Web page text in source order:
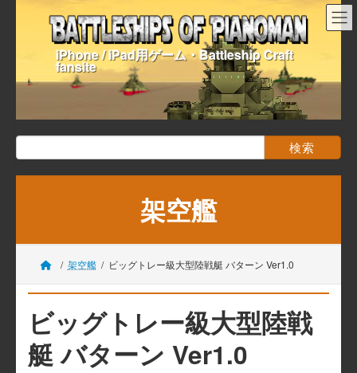
へ
キ
ッ
ョ
に
移
iPhone / iPad用ゲーム・Battleship Craft
fansite
検
索:
架空艦
架空艦 ビッグトレー級大型陸戦艇 バターン Ver1.0
ビッグトレー級大型陸戦
艇 バターン Ver1.0